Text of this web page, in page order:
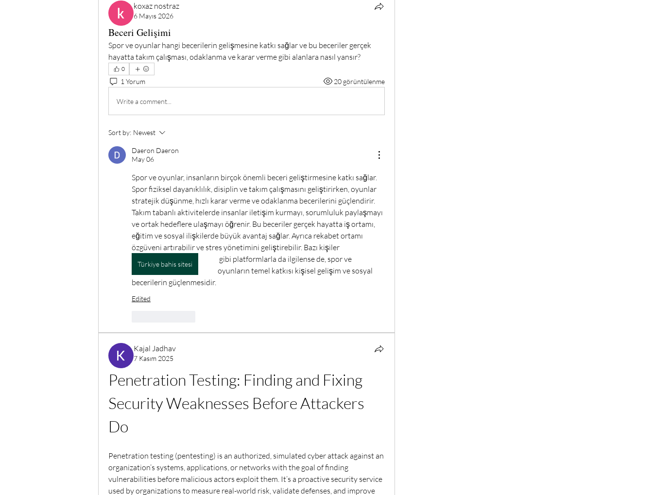
koxaz nostraz
6 Mayıs 2026
Beceri Gelişimi
Spor ve oyunlar hangi becerilerin gelişmesine katkı sağlar ve bu beceriler gerçek
hayatta takım çalışması, odaklanma ve karar verme gibi alanlara nasıl yansır?
0
1 Yorum 20 görüntülenme
Write a comment...
Sort by: Newest
Daeron Daeron
May 06
Spor ve oyunlar, insanların birçok önemli beceri geliştirmesine katkı sağlar.
Spor fiziksel dayanıklılık, disiplin ve takım çalışmasını geliştirirken, oyunlar
stratejik düşünme, hızlı karar verme ve odaklanma becerilerini güçlendirir.
Takım tabanlı aktivitelerde insanlar iletişim kurmayı, sorumluluk paylaşmayı
ve ortak hedeflere ulaşmayı öğrenir. Bu beceriler gerçek hayatta iş ortamı,
eğitim ve sosyal ilişkilerde büyük avantaj sağlar. Ayrıca rekabet ortamı
özgüveni artırabilir ve stres yönetimini geliştirebilir. Bazı kişiler
Türkiye bahis sitesi
oyunların temel katkısı kişisel gelişim ve sosyal
becerilerin güçlenmesidir.
Edited
Kajal Jadhav
7 Kasım 2025
Penetration Testing: Finding and Fixing
Security Weaknesses Before Attackers
Do
Penetration testing (pentesting) is an authorized, simulated cyber attack against an
organization’s systems, applications, or networks with the goal of finding
vulnerabilities before malicious actors exploit them. It’s a proactive security service
used by organizations to measure real-world risk, validate defenses, and improve